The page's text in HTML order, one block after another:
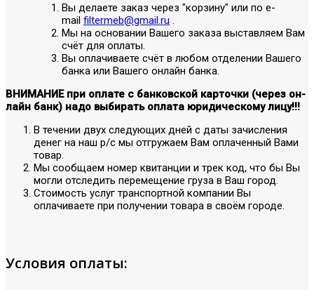
Вы делаете заказ через "корзину" или по е-
mail filtermeb@gmail.ru .
Мы на основании Вашего заказа выставляем Вам
счёт для оплаты.
Вы оплачиваете счёт в любом отделении Вашего
банка или Вашего онлайн банка.
ВНИМАНИЕ при оплате с банковской карточки (через он-
лайн банк) надо выбирать оплата юридическому лицу!!!
В течении двух следующих дней с даты зачисления
денег на наш р/с мы отгружаем Вам оплаченный Вами
товар.
Мы сообщаем номер квитанции и трек код, что бы Вы
могли отследить перемещение груза в Ваш город.
Стоимость услуг транспортной компании Вы
оплачиваете при получении товара в своём городе.
Условия оплаты: